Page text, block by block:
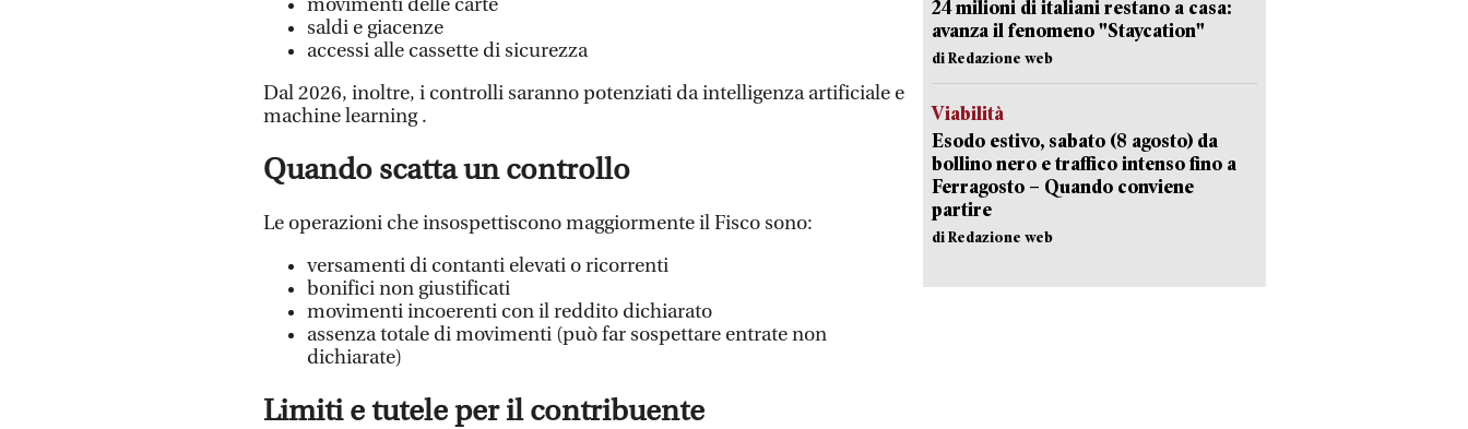
movimenti delle carte
saldi e giacenze
accessi alle cassette di sicurezza
Dal 2026, inoltre, i controlli saranno potenziati da intelligenza artificiale e
machine learning .
Quando scatta un controllo
Le operazioni che insospettiscono maggiormente il Fisco sono:
versamenti di contanti elevati o ricorrenti
bonifici non giustificati
movimenti incoerenti con il reddito dichiarato
assenza totale di movimenti (può far sospettare entrate non
dichiarate)
️Limiti e tutele per il contribuente
24 milioni di italiani restano a casa:
avanza il fenomeno "Staycation"
di Redazione web
Viabilità
Esodo estivo, sabato (8 agosto) da
bollino nero e traffico intenso fino a
Ferragosto – Quando conviene
partire
di Redazione web